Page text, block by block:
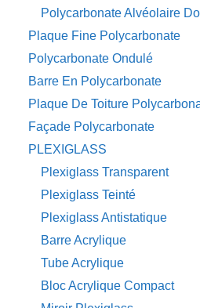
Polycarbonate Alvéolaire
Plaque Fine Polycarbonate
Polycarbonate Ondulé
Barre En Polycarbonate
Plaque De Toiture
Façade Polycarbonate
PLEXIGLASS
Plexiglass Transparent
Plexiglass Teinté
Plexiglass Antistatique
Barre Acrylique
Tube Acrylique
Bloc Acrylique Compact